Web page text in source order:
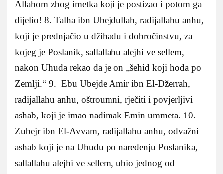
Allahom zbog imetka koji je postizao i potom ga
dijelio! 8. Talha ibn Ubejdullah, radijallahu anhu,
koji je prednjačio u džihadu i dobročinstvu, za
kojeg je Poslanik, sallallahu alejhi ve sellem,
nakon Uhuda rekao da je on „šehid koji hoda po
Zemlji.“ 9. Ebu Ubejde Amir ibn El-Džerrah,
radijallahu anhu, oštroumni, rječiti i povjerljivi
ashab, koji je imao nadimak Emin ummeta. 10.
Zubejr ibn El-Avvam, radijallahu anhu, odvažni
ashab koji je na Uhudu po naređenju Poslanika,
sallallahu alejhi ve sellem, ubio jednog od